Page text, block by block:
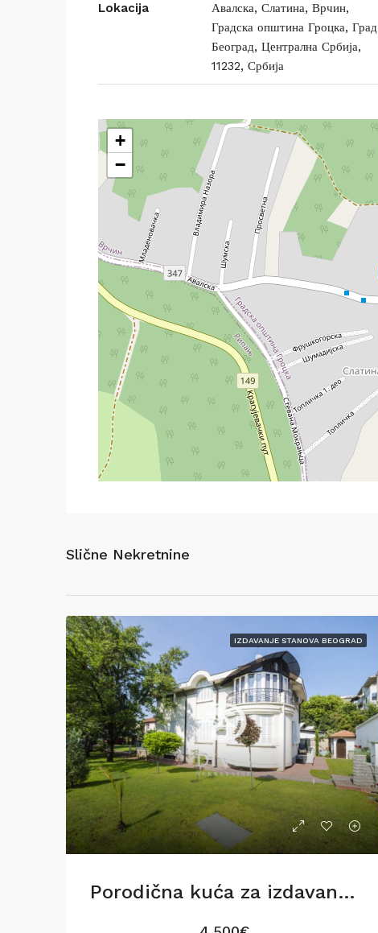
Lokacija
Авалска, Слатина, Врчин,
Градска општина Гроцка, Град
Београд, Централна Србија,
11232, Србија
+
−
Slične Nekretnine
IZDAVANJE STANOVA BEOGRAD
Porodična kuća za izdavanje na Voždovcu,270m2